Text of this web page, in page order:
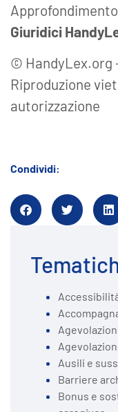
Giuridici
© HandyLex.org
Riproduzione
autorizzazione
Condividi:
Ausili e
Barriere
Bonus e